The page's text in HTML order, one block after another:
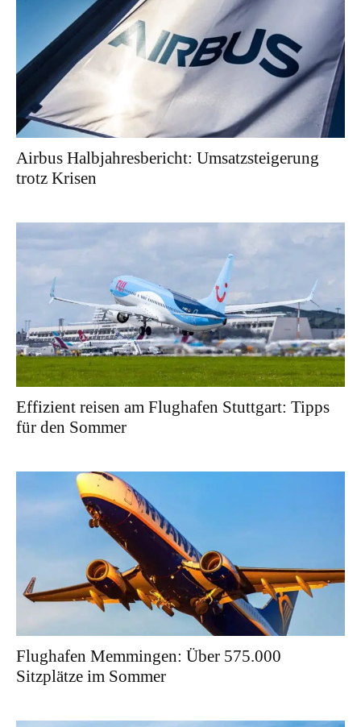
Airbus Halbjahresbericht: Umsatzsteigerung
trotz Krisen
Effizient reisen am Flughafen Stuttgart: Tipps
für den Sommer
Flughafen Memmingen: Über 575.000
Sitzplätze im Sommer